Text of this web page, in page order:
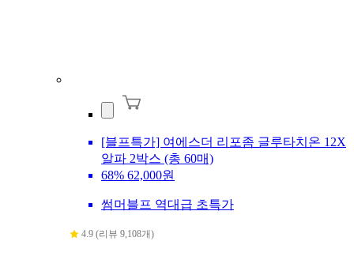
[블프특가] 여에스더 리포좀 글루타치온 12X
알파 2박스 (총 60매)
68% 62,000원
썸머블프 역대급 초특가
4.9 (리뷰 9,108개)